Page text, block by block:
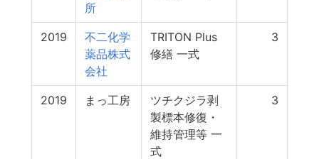
所
2019
不二化学
薬品株式
会社
TRITON Plus
修繕 一式
3
2019 まっ工房
ツチクジラ剥
製標本修復・
維持管理等 一
式
3